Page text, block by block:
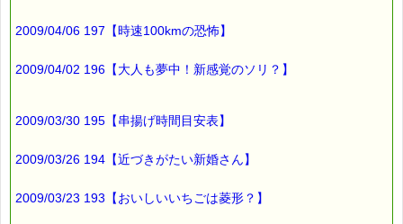
2009/04/06 197【時速100kmの恐怖】
2009/04/02 196【大人も夢中！新感覚のソリ？】
2009/03/30 195【串揚げ時間目安表】
2009/03/26 194【近づきがたい新婚さん】
2009/03/23 193【おいしいいちごは菱形？】